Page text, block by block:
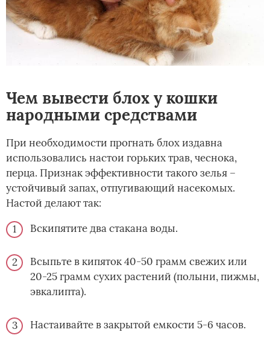
Чем вывести блох у кошки
народными средствами
При необходимости прогнать блох издавна
использовались настои горьких трав, чеснока,
перца. Признак эффективности такого зелья –
устойчивый запах, отпугивающий насекомых.
Настой делают так:
Вскипятите два стакана воды.
Всыпьте в кипяток 40-50 грамм свежих или
20-25 грамм сухих растений (полыни, пижмы,
эвкалипта).
Настаивайте в закрытой емкости 5-6 часов.